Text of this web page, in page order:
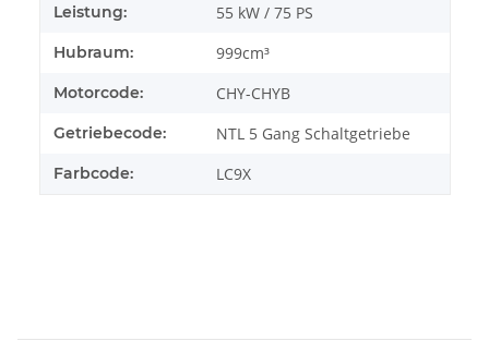
Leistung: 55 kW / 75 PS
Hubraum: 999cm³
Motorcode: CHY-CHYB
Getriebecode: NTL 5 Gang Schaltgetriebe
Farbcode: LC9X